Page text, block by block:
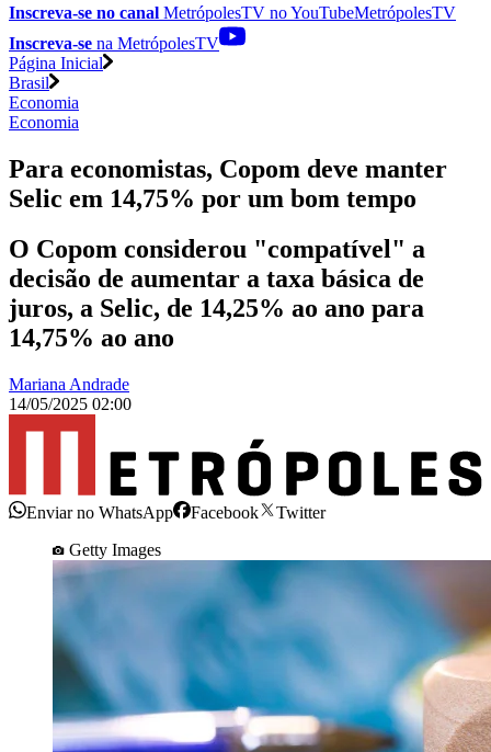
Inscreva-se no canal MetrópolesTV noYouTubeMetrópolesTV
Inscreva-se na MetrópolesTV
Página Inicial
Brasil
Economia
Economia
Para economistas, Copom deve manter
Selic em 14,75% por um bom tempo
O Copom considerou "compatível" a
decisão de aumentar a taxa básica de
juros, a Selic, de 14,25% ao ano para
14,75% ao ano
Mariana Andrade
14/05/2025 02:00
Enviar no WhatsApp Facebook
Twitter
Getty Images